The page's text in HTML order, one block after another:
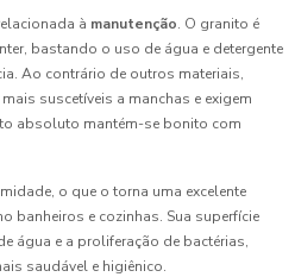
à manutenção. O granito é
bastando o uso de água e detergente
Ao contrário de outros materiais,
suscetíveis a manchas e exigem
absoluto mantém-se bonito com
o que o torna uma excelente
banheiros e cozinhas. Sua superfície
água e a proliferação de bactérias,
saudável e higiênico.